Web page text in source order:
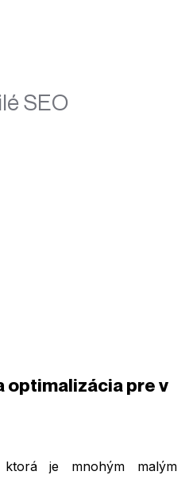
SEO
optimalizácia pre v
ktorá je mnohým malým